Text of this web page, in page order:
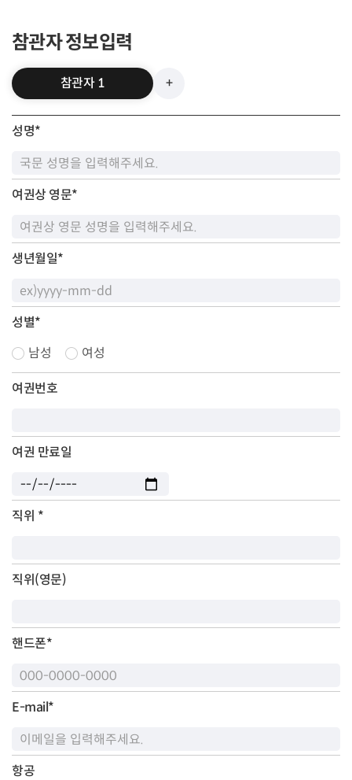
참관자 정보입력
참관자 1 +
성명*
여권상 영문*
생년월일*
성별*
남성
여성
여권번호
여권 만료일
직위 *
직위(영문)
핸드폰*
E-mail*
항공